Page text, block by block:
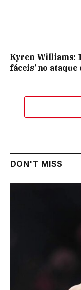
Kyren Williams:
fáceis’ no ataque
DON'T MISS